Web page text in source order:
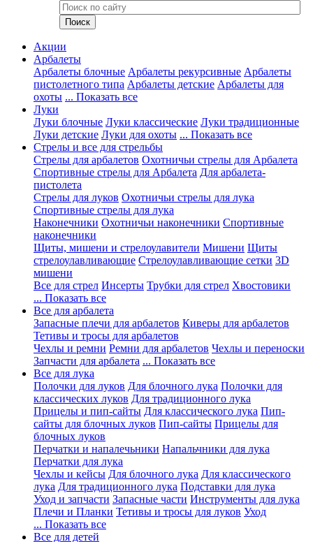
Акции
Арбалеты
Арбалеты блочные Арбалеты рекурсивные Арбалеты
пистолетного типа Арбалеты детские Арбалеты для
охоты ... Показать все
Луки
Луки блочные Луки классические Луки традиционные
Луки детские Луки для охоты ... Показать все
Стрелы и все для стрельбы
Стрелы для арбалетов Охотничьи стрелы для Арбалета
Спортивные стрелы для Арбалета Для арбалета-
пистолета
Стрелы для луков Охотничьи стрелы для лука
Спортивные стрелы для лука
Наконечники Охотничьи наконечники Спортивные
наконечники
Щиты, мишени и стрелоулавители Мишени Щиты
стрелоулавливающие Стрелоулавливающие сетки 3D
мишени
Все для стрел Инсерты Трубки для стрел Хвостовики
... Показать все
Все для арбалета
Запасные плечи для арбалетов Киверы для арбалетов
Тетивы и тросы для арбалетов
Чехлы и ремни Ремни для арбалетов Чехлы и переноски
Запчасти для арбалета ... Показать все
Все для лука
Полочки для луков Для блочного лука Полочки для
классических луков Для традиционного лука
Прицелы и пип-сайты Для классического лука Пип-
сайты для блочных луков Пип-сайты Прицелы для
блочных луков
Перчатки и напалечьники Напальчники для лука
Перчатки для лука
Чехлы и кейсы Для блочного лука Для классического
лука Для традиционного лука Подставки для лука
Уход и запчасти Запасные части Инструменты для лука
Плечи и Планки Тетивы и тросы для луков Уход
... Показать все
Все для детей